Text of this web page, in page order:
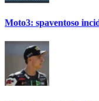
Moto3: spaventoso